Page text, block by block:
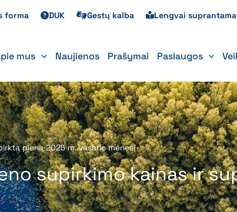
forma DUK Gestų kalba Lengvai
mus Naujienos Prašymai Paslaugos
pieną 2025 m. vasario mėnesį
supirkimo kainas ir